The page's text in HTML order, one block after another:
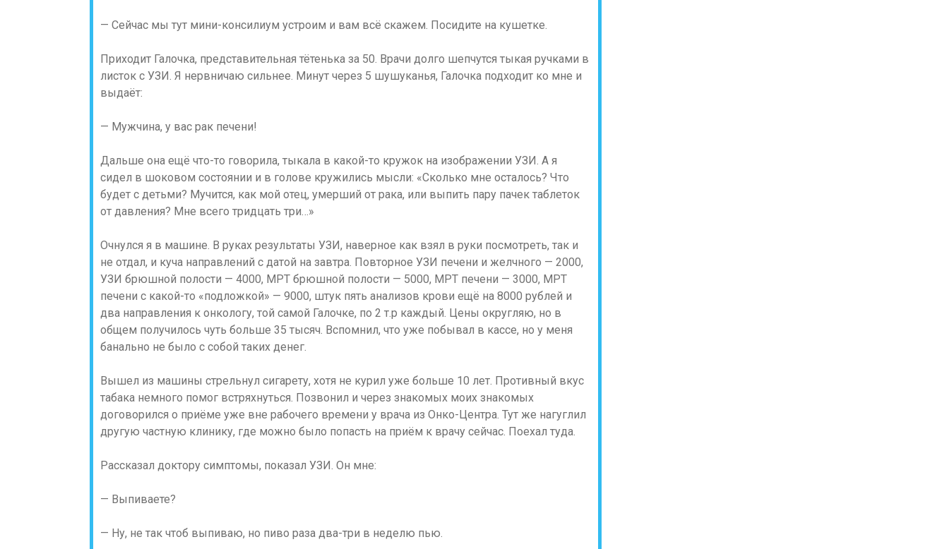
— Сейчас мы тут мини-консилиум устроим и вам всё скажем. Посидите на кушетке.
Приходит Галочка, представительная тётенька за 50. Врачи долго шепчутся тыкая ручками в
листок с УЗИ. Я нервничаю сильнее. Минут через 5 шушуканья, Галочка подходит ко мне и
выдаёт:
— Мужчина, у вас рак печени!
Дальше она ещё что-то говорила, тыкала в какой-то кружок на изображении УЗИ. А я
сидел в шоковом состоянии и в голове кружились мысли: «Сколько мне осталось? Что
будет с детьми? Мучится, как мой отец, умерший от рака, или выпить пару пачек таблеток
от давления? Мне всего тридцать три…»
Очнулся я в машине. В руках результаты УЗИ, наверное как взял в руки посмотреть, так и
не отдал, и куча направлений с датой на завтра. Повторное УЗИ печени и желчного — 2000,
УЗИ брюшной полости — 4000, МРТ брюшной полости — 5000, МРТ печени — 3000, МРТ
печени с какой-то «подложкой» — 9000, штук пять анализов крови ещё на 8000 рублей и
два направления к онкологу, той самой Галочке, по 2 т.р каждый. Цены округляю, но в
общем получилось чуть больше 35 тысяч. Вспомнил, что уже побывал в кассе, но у меня
банально не было с собой таких денег.
Вышел из машины стрельнул сигарету, хотя не курил уже больше 10 лет. Противный вкус
табака немного помог встряхнуться. Позвонил и через знакомых моих знакомых
договорился о приёме уже вне рабочего времени у врача из Онко-Центра. Тут же нагуглил
другую частную клинику, где можно было попасть на приём к врачу сейчас. Поехал туда.
Рассказал доктору симптомы, показал УЗИ. Он мне:
— Выпиваете?
— Ну, не так чтоб выпиваю, но пиво раза два-три в неделю пью.